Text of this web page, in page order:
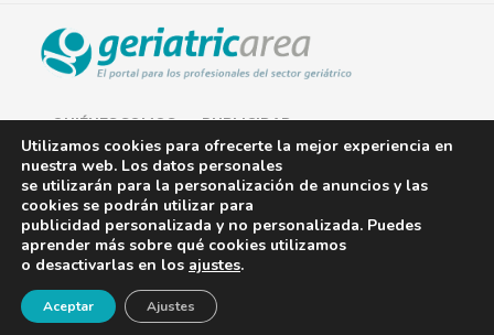
QUIÉNES SOMOS PUBLICIDAD
AVISO LEGAL
POLÍTICA DE COOKIES
POLÍTICA DE PRIVACIDAD
CONTACTO¡Newsletter!
Utilizamos cookies para ofrecerte la mejor experiencia en
nuestra web. Los datos personales
se utilizarán para la personalización de anuncios y las
cookies se podrán utilizar para
publicidad personalizada y no personalizada. Puedes
aprender más sobre qué cookies utilizamos
o desactivarlas en los ajustes.
Aceptar Ajustes